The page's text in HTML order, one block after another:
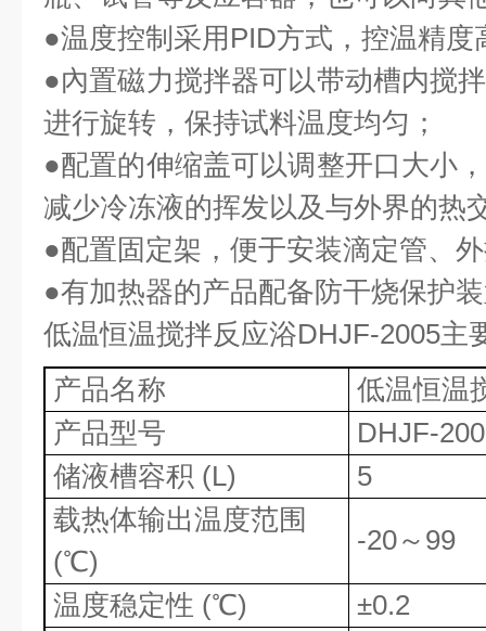
●温度控制采用 PID方式，控温精度
●內置磁力搅拌器可以带动槽内搅
进行旋转，保持试料温度均匀；
●配置的伸缩盖可以调整开口大小
减少冷冻液的挥发以及与外界的热
●配置固定架，便于安装滴定管、
●有加热器的产品配备防干烧保护
低温恒温搅拌反应浴DHJF-2005主
产品名称
低温恒温
产品型号
DHJF-
储液槽容积 (L)
5
载热体输出温度范围
(℃)
-20～ 99
温度稳定性 (℃)
±0.2